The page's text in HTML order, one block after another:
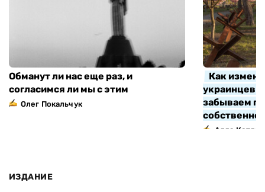
Обманут ли нас еще раз, и
согласимся ли мы с этим
Олег Покальчук
Как
украинцев
забываем
Алла Котляр
ИЗДАНИЕ